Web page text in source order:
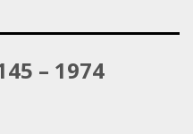
– 1974